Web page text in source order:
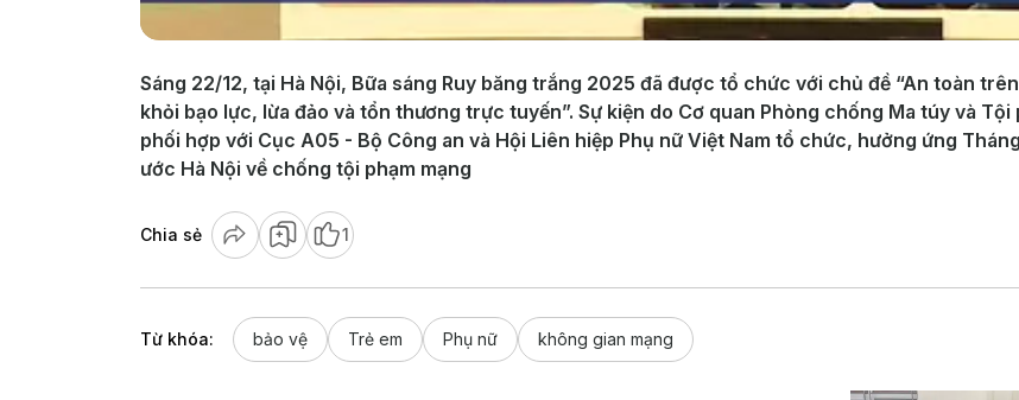
Sáng 22/12, tại Hà Nội, Bữa sáng Ruy băng trắng 2025 đã được tổ chức với chủ đề “An toàn
khỏi bạo lực, lừa đảo và tổn thương trực tuyến”. Sự kiện do Cơ quan Phòng chống Ma túy và
phối hợp với Cục A05 - Bộ Công an và Hội Liên hiệp Phụ nữ Việt Nam tổ chức, hưởng ứng
ước Hà Nội về chống tội phạm mạng
Chia sẻ 1
Từ khóa: bảo vệ Trẻ em Phụ nữ không gian mạng